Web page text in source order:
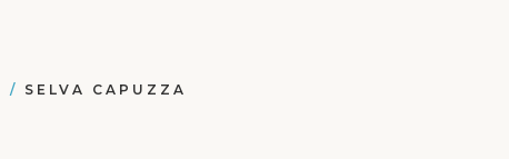
/ SELVA CAPUZZA